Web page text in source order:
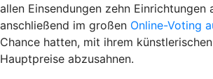
allen Einsendungen zehn Einrichtungen
anschließend im großen Online-Voting
Chance hatten, mit ihrem
Hauptpreise abzusahnen.